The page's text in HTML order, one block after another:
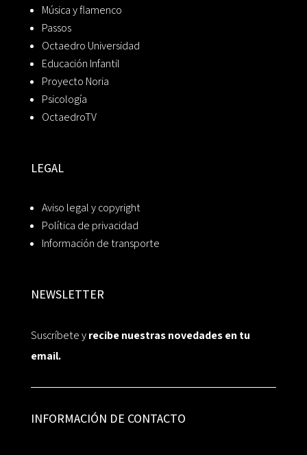
Música y flamenco
Passos
Octaedro Universidad
Educación Infantil
Proyecto Noria
Psicología
OctaedroTV
LEGAL
Aviso legal y copyright
Política de privacidad
Información de transporte
NEWSLETTER
Suscríbete yrecibe nuestras novedades en tu
email.
INFORMACIÓN DE CONTACTO